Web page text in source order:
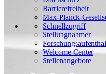
Barrierefreiheit
Max-Planck-
Schnellzugriff
Stellungnahmen
Welcome Center
Stellenangebote